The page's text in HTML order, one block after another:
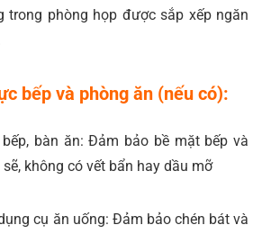
trong phòng họp được sắp xếp ngăn
bếp và phòng ăn (nếu có):
bàn ăn: Đảm bảo bề mặt bếp và
không có vết bẩn hay dầu mỡ
cụ ăn uống: Đảm bảo chén bát và